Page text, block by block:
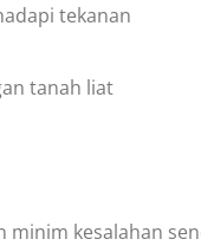
tekanan
tanah liat
minim kesalahan